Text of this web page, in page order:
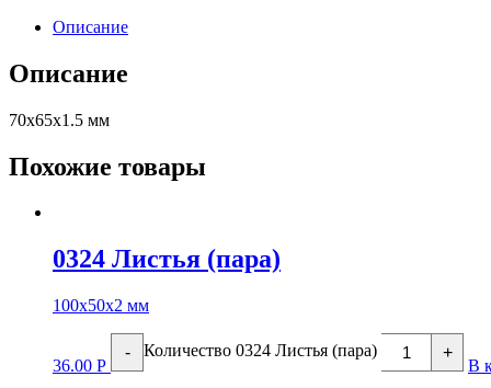
Описание
Описание
70х65х1.5 мм
Похожие товары
0324 Листья (пара)
100х50х2 мм
36.00 Р
- Количество 0324 Листья (пара) +
В